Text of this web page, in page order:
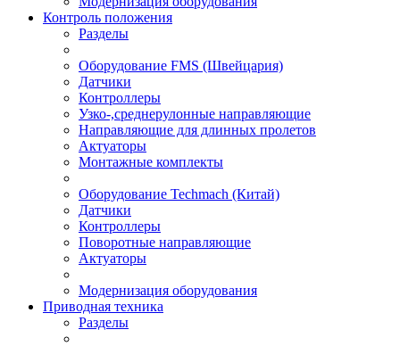
Контроль положения
Разделы
Оборудование FMS (Швейцария)
Датчики
Контроллеры
Узко-,среднерулонные направляющие
Направляющие для длинных пролетов
Актуаторы
Монтажные комплекты
Оборудование Techmach (Китай)
Датчики
Контроллеры
Поворотные направляющие
Актуаторы
Модернизация оборудования
Приводная техника
Разделы